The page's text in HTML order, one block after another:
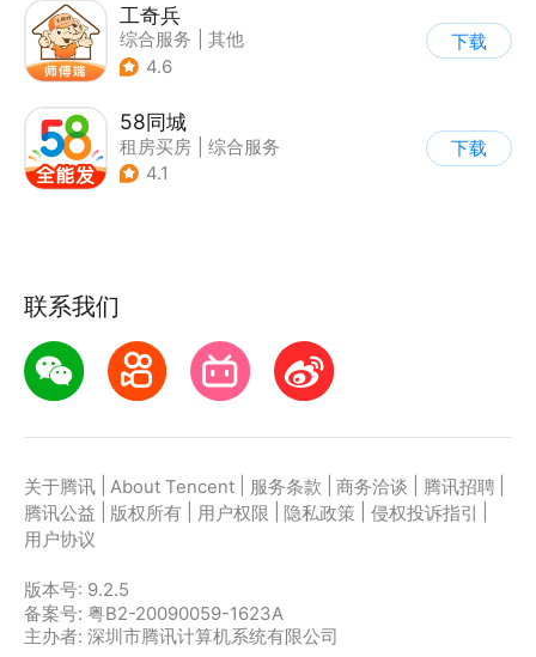
工奇兵
综合服务
其他
4.6
下载
58同城
租房买房
综合服务
4.1
下载
联系我们
关于腾讯 About Tencent 服务条款 商务洽谈 腾讯招聘
腾讯公益
版权所有 用户权限 隐私政策 侵权投诉指引
用户协议
版本号: 9.2.5
备案号: 粤B2-20090059-1623A
主办者: 深圳市腾讯计算机系统有限公司